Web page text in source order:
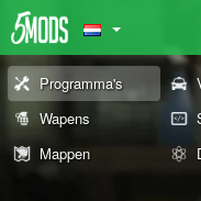
Programma's
Wapens
Mappen